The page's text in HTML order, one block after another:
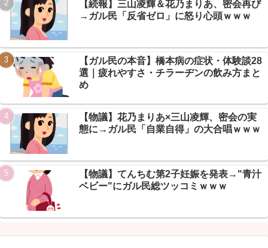
献→反対派「え？」ｗｗｗ NEW!
【まとめ】投資部投機部★1、トランプ発言も為替介入も華麗に
スルー→古河電工祭りにｗｗｗ
【画像】 北海道の1500万の中古物件、レベチｗｗｗｗｗｗｗｗ
ｗｗｗｗｗｗｗｗｗｗｗｗ NEW!
Powered by livedoor 相互RSS
【続報】三山凌輝＆花乃まりあ、密会再び
→ガル民「反省ゼロ」に怒り心頭ｗｗｗ
【ガル民の本音】橋本病の症状・体験談28
選｜疲れやすさ・チラーヂンの飲み方まと
め
【物議】花乃まりあ×三山凌輝、密会の実
態に→ガル民「自業自得」の大合唱ｗｗｗ
【物議】てんちむ第2子妊娠を発表→"青汁
ベビー"にガル民総ツッコミｗｗｗ